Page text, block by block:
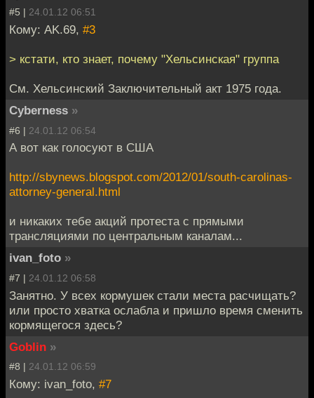
#5 | 24.01.12 06:51
Кому: AK.69, #3
> кстати, кто знает, почему "Хельсинская" группа
См. Хельсинский Заключительный акт 1975 года.
Cyberness »
#6 | 24.01.12 06:54
А вот как голосуют в США
http://sbynews.blogspot.com/2012/01/south-carolinas-
attorney-general.html
и никаких тебе акций протеста с прямыми
трансляциями по центральным каналам...
ivan_foto »
#7 | 24.01.12 06:58
Занятно. У всех кормушек стали места расчищать?
или просто хватка ослабла и пришло время сменить
кормящегося здесь?
Goblin »
#8 | 24.01.12 06:59
Кому: ivan_foto, #7